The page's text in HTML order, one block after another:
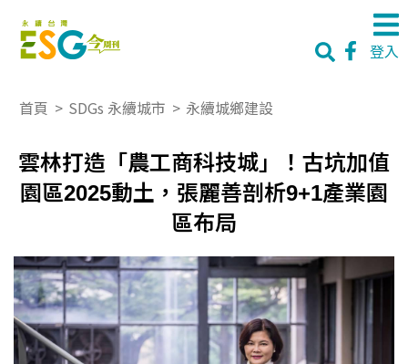
登入
首頁 > SDGs 永續城市 > 永續城鄉建設
雲林打造「農工商科技城」！古坑加值
園區2025動土，張麗善剖析9+1產業園
區布局